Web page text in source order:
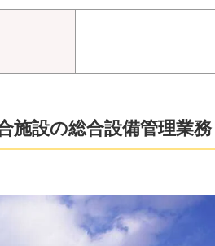
施設の総合設備管理業務